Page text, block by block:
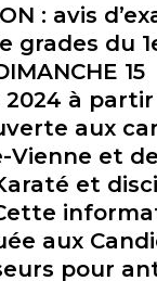
: avis
grades du
15
2024 à
aux
Vienne et
et
aux
pour